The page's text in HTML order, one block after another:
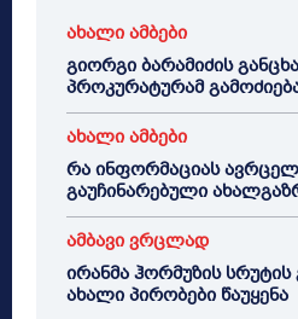
ახალი ამბები
გიორგი ბარამიძის
პროკურატურამ
ახალი ამბები
რა ინფორმაციას
გაუჩინარებული
ამბავი ვრცლად
ირანმა ჰორმუზის
ახალი პირობები წაუყენა